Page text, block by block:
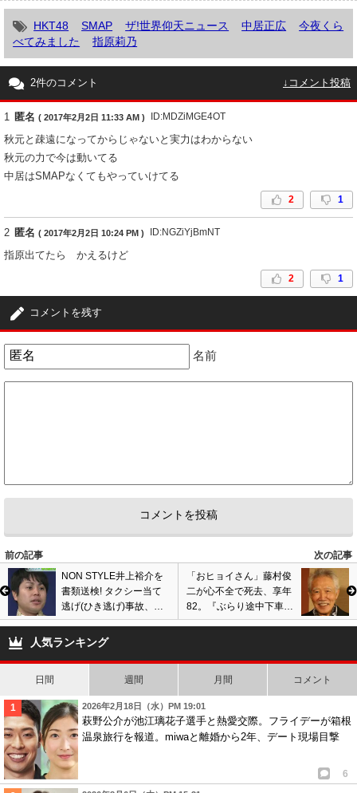
HKT48 SMAP ザ!世界仰天ニュース 中居正広
今夜くら
べてみました
指原莉乃
2件のコメント ↓コメント投稿
1 匿名 ( 2017年2月2日 11:33 AM ) ID:MDZiMGE4OT
秋元と疎遠になってからじゃないと実力はわからない
秋元の力で今は動いてる
中居はSMAPなくてもやっていけてる
2 1
2 匿名 ( 2017年2月2日 10:24 PM ) ID:NGZiYjBmNT
指原出てたら かえるけど
2 1
コメントを残す
名前
前の記事
次の記事
NON STYLE井上裕介を
書類送検! タクシー当て
逃げ(ひき逃げ)事故、被
害者と示談成立し不起訴
処分に?
「おヒョイさん」藤村俊
二が心不全で死去、享年
82。『ぶらり途中下車の
旅』ナレーション降板か
人気ランキング
日間 週間 月間 コメント
2026年2月18日（水）PM 19:01
萩野公介が池江璃花子選手と熱愛交際。フライデーが箱根
温泉旅行を報道。miwaと離婚から2年、デート現場目撃
6